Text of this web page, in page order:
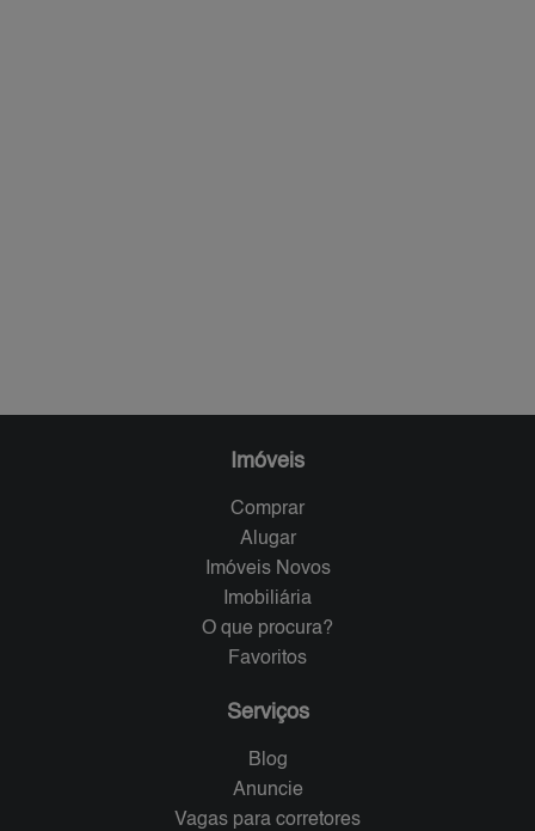
Imóveis
Comprar
Alugar
Imóveis Novos
Imobiliária
O que procura?
Favoritos
Serviços
Blog
Anuncie
Vagas para corretores